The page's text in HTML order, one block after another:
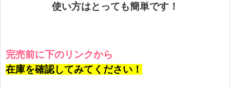
使い方はとっても簡単です！
完売前に下のリンクから
在庫を確認してみてください！